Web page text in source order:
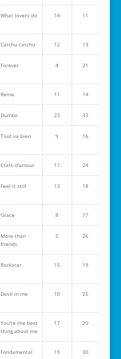
What lovers do 14 11
Catchu catchu 12 13
Forever 4 21
Reine 11 14
Dumbo 23 33
Tout va bien 9 16
Etats d'amour 17 24
Feel it still 13 18
Grace 8 17
More than
friends
5 26
Rockstar 15 19
Devil in me 10 25
You're the best
thing about me
17 20
Fondamental 19 30